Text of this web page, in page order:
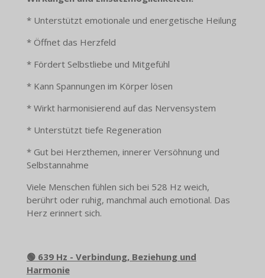
* Unterstützt emotionale und energetische Heilung
* Öffnet das Herzfeld
* Fördert Selbstliebe und Mitgefühl
* Kann Spannungen im Körper lösen
* Wirkt harmonisierend auf das Nervensystem
* Unterstützt tiefe Regeneration
* Gut bei Herzthemen, innerer Versöhnung und
Selbstannahme
Viele Menschen fühlen sich bei 528 Hz weich,
berührt oder ruhig, manchmal auch emotional. Das
Herz erinnert sich.
🟢 639 Hz - Verbindung, Beziehung und
Harmonie